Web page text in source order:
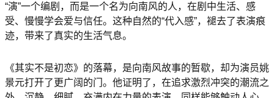
“演”一个编剧，而是一个名为向南风的人，在剧中生活、感
受、慢慢学会爱与信任。这种自然的“代入感”，褪去了表演痕
迹，带来了真实的生活气息。
《其实不是初恋》的落幕，是向南风故事的暂歇，却为演员姚
景元打开了更广阔的门。他证明了，在追求激烈冲突的潮流之